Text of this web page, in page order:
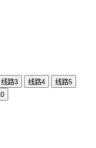
线路3 线路4
线路5